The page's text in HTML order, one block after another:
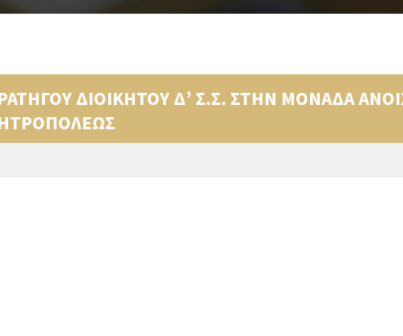
ΔΙΟΙΚΗΤΟΥ Δ’ Σ.Σ. ΣΤΗΝ ΜΟΝΑΔΑ